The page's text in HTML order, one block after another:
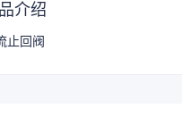
介绍
止回阀